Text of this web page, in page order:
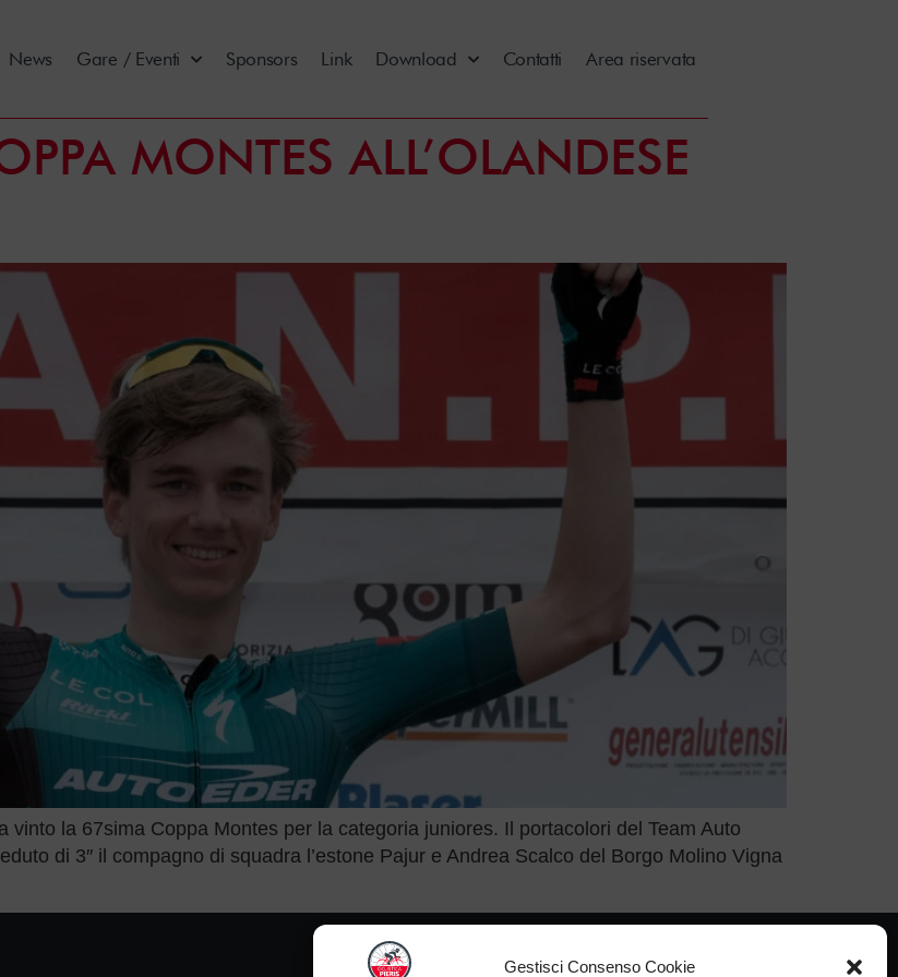
Gestisci Consenso Cookie
News Gare / Eventi Sponsors Link Download Contatti Area riservata
MONTES ALL’OLANDESE
vinto la 67sima Coppa Montes per la categoria juniores. Il portacolori del Team Auto
di 3″ il compagno di squadra l’estone Pajur e Andrea Scalco del Borgo Molino Vigna